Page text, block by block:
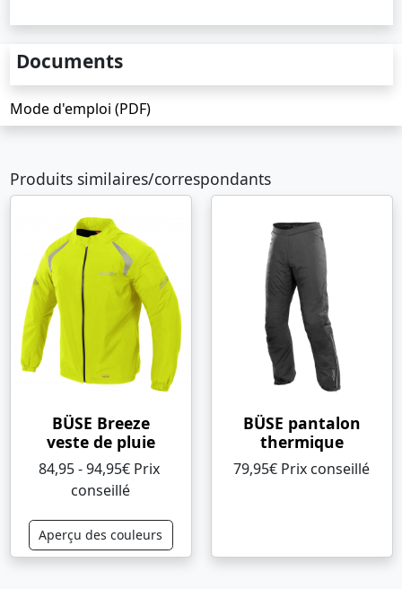
Documents
Mode d'emploi (PDF)
Produits similaires/correspondants
BÜSE Breeze
veste de pluie
84,95 - 94,95€ Prix ​​
conseillé
Aperçu des couleurs
BÜSE pantalon
thermique
79,95€ Prix ​​conseillé